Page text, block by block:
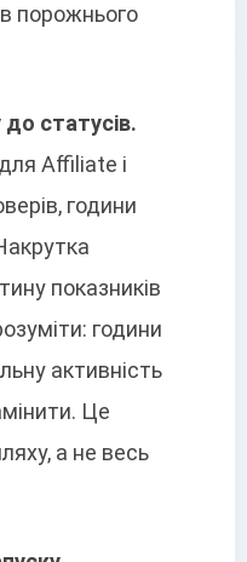
порожнього
статусів.
Affiliate і
години
показників
години
активність
Це
а не весь